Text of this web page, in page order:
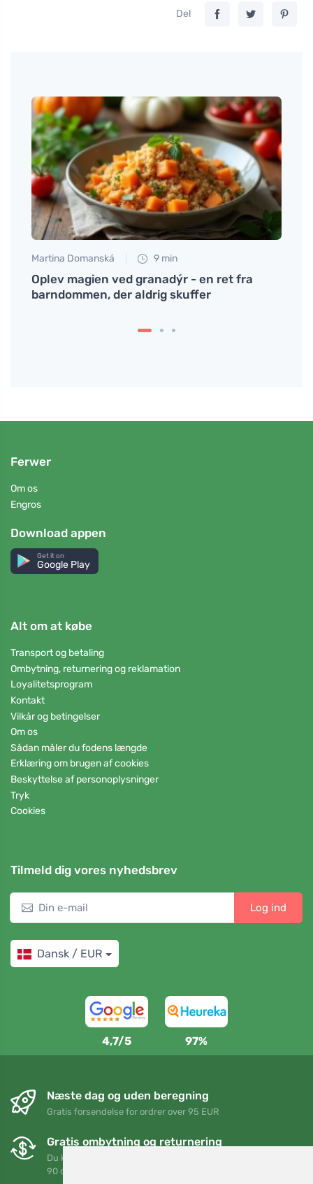
Del
Martina Domanská 9 min
Oplev magien ved granadýr - en ret fra
barndommen, der aldrig skuffer
Ferwer
Om os
Engros
Download appen
Get it on
Google Play
Alt om at købe
Transport og betaling
Ombytning, returnering og reklamation
Loyalitetsprogram
Kontakt
Vilkår og betingelser
Om os
Sådan måler du fodens længde
Erklæring om brugen af cookies
Beskyttelse af personoplysninger
Tryk
Cookies
Tilmeld dig vores nyhedsbrev
Log ind
Dansk / EUR
4,7/5 97%
Næste dag og uden beregning
Gratis forsendelse for ordrer over 95 EUR
Gratis ombytning og returnering
Du kan returnere eller bytte din ordre når som helst inden for
90 dage